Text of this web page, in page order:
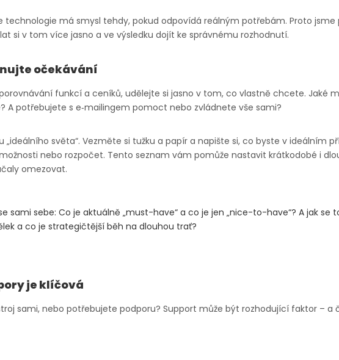
technologie má smysl tehdy, pokud odpovídá reálným potřebám. Proto jsme
si v tom více jasno a ve výsledku dojít ke správnému rozhodnutí.
očekávání
funkcí a ceníků, udělejte si jasno v tom, co vlastně chcete. Jaké
A potřebujete s e‑mailingem pomoct nebo zvládnete vše sami?
„ideálního světa“. Vezměte si tužku a papír a napište si, co byste v ideálním
nebo rozpočet. Tento seznam vám pomůže nastavit krátkodobé i
omezovat.
sami sebe: Co je aktuálně „must-have“ a co je jen „nice-to-have“? A jak
a co je strategičtější běh na dlouhou trať?
je klíčová
sami, nebo potřebujete podporu? Support může být rozhodující faktor – a